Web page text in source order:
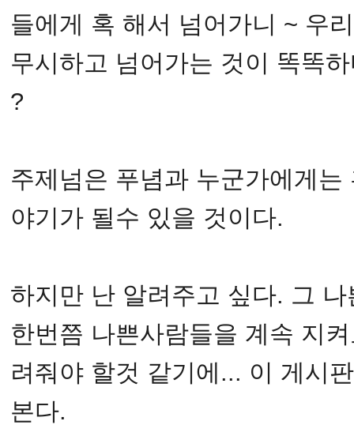
들에게 혹 해서 넘어가니 ~ 우
무시하고 넘어가는 것이 똑똑
?
주제넘은 푸념과 누군가에게
야기가 될수 있을 것이다.
하지만 난 알려주고 싶다. 그
한번쯤 나쁜사람들을 계속 지
려줘야 할것 같기에... 이 게시
본다.